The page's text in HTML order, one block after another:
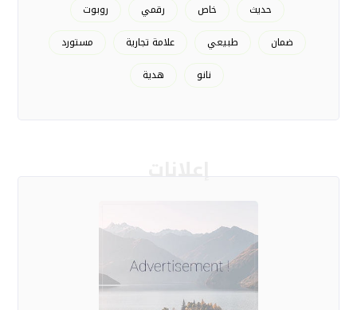
حديث
خاص رقمي
روبوت
ضمان
طبيعي علامة تجارية
مستورد
نانو
هدية